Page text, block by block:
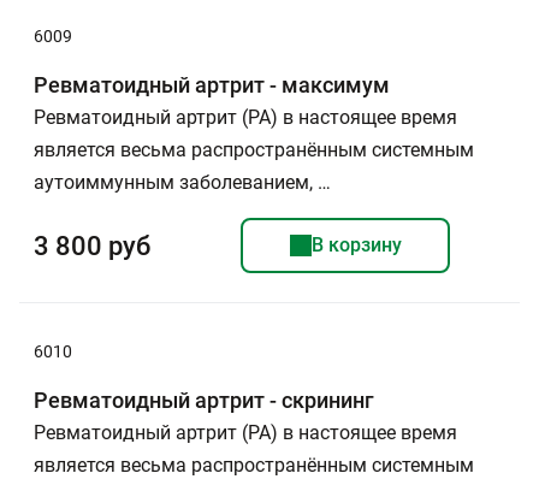
6009
Ревматоидный артрит - максимум
Ревматоидный артрит (РА) в настоящее время
является весьма распространённым системным
аутоиммунным заболеванием, …
3 800 руб В корзину
6010
Ревматоидный артрит - скрининг
Ревматоидный артрит (РА) в настоящее время
является весьма распространённым системным